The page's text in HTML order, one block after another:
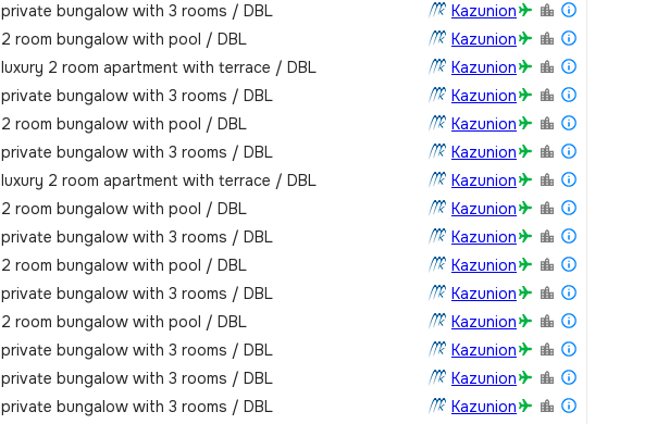
private bungalow with 3 rooms / DBL
Kazunion
2 room bungalow with pool / DBL
Kazunion
luxury 2 room apartment with terrace / DBL
Kazunion
private bungalow with 3 rooms / DBL
Kazunion
2 room bungalow with pool / DBL
Kazunion
private bungalow with 3 rooms / DBL
Kazunion
luxury 2 room apartment with terrace / DBL
Kazunion
2 room bungalow with pool / DBL
Kazunion
private bungalow with 3 rooms / DBL
Kazunion
2 room bungalow with pool / DBL
Kazunion
private bungalow with 3 rooms / DBL
Kazunion
2 room bungalow with pool / DBL
Kazunion
private bungalow with 3 rooms / DBL
Kazunion
private bungalow with 3 rooms / DBL
Kazunion
private bungalow with 3 rooms / DBL Kazunion